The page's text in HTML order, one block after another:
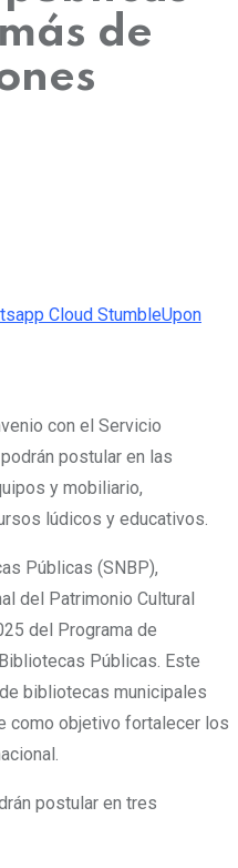
de
Cloud StumbleUpon
con el Servicio
postular en las
y mobiliario,
lúdicos y educativos.
Públicas (SNBP),
del Patrimonio Cultural
del Programa de
Públicas. Este
bibliotecas municipales
como objetivo fortalecer los
postular en tres